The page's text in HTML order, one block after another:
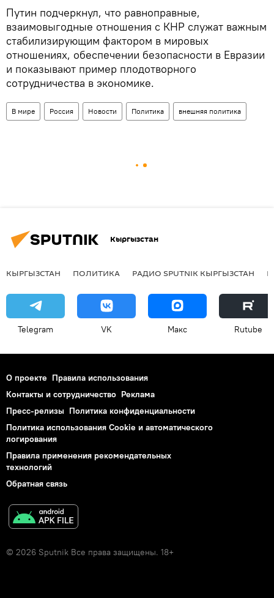
Путин подчеркнул, что равноправные,
взаимовыгодные отношения с КНР служат важным
стабилизирующим фактором в мировых
отношениях, обеспечении безопасности в Евразии
и показывают пример плодотворного
сотрудничества в экономике.
В мире Россия Новости Политика внешняя политика
Кыргызстан
КЫРГЫЗСТАН ПОЛИТИКА РАДИО SPUTNIK КЫРГЫЗСТАН
Telegram VK Макс Rutube
О проекте Правила использования
Контакты и сотрудничество Реклама
Пресс-релизы Политика конфиденциальности
Политика использования Cookie и автоматического
логирования
Правила применения рекомендательных
технологий
Обратная связь
© 2026 Sputnik Все права защищены. 18+